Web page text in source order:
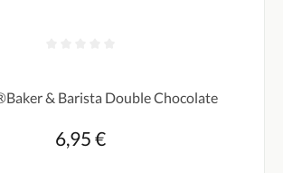
& Barista Double Chocolate
Regulärer Preis:
6,95 €